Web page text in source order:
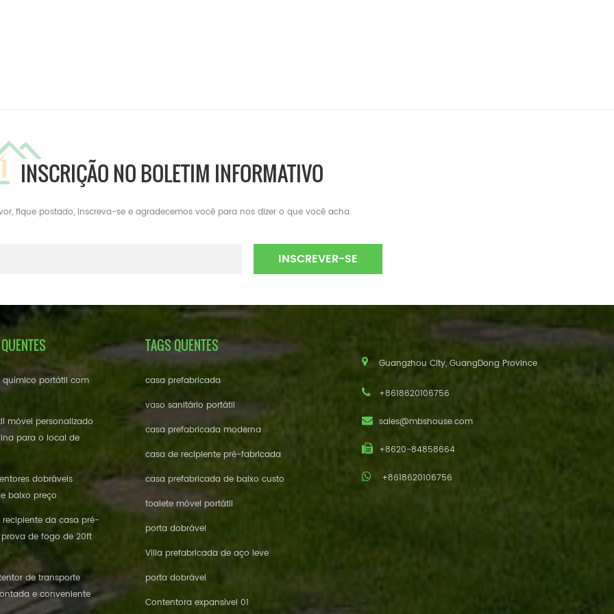
INSCRIÇÃO NO BOLETIM INFORMATIVO
fique postado, inscreva-se e agradecemos você para nos dizer o que você acha.
químico portátil com
móvel personalizado
para o local de
dobráveis
baixo preço
da casa pré-
de fogo de 20ft
de transporte
e conveniente
TAGS QUENTES
casa prefabricada
vaso sanitário portátil
casa prefabricada moderna
casa de recipiente pré-fabricada
casa prefabricada de baixo custo
toalete móvel portátil
porta dobrável
Villa prefabricada de aço leve
porta dobrável
Contentora expansível 01
Guangzhou City, GuangDong Province
+8618620106756
sales@mbshouse.com
+8620-84858664
+8618620106756